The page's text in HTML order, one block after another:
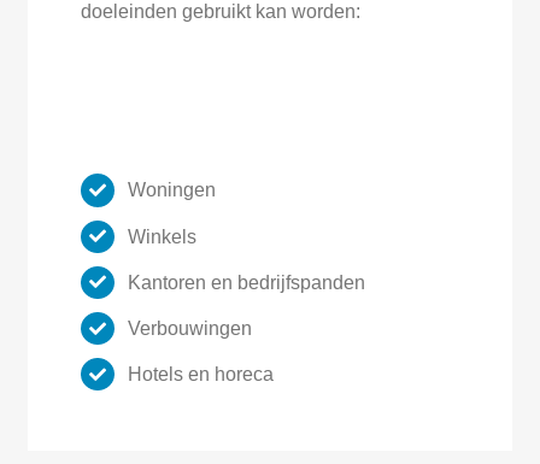
doeleinden gebruikt kan worden:
Woningen
Winkels
Kantoren en bedrijfspanden
Verbouwingen
Hotels en horeca